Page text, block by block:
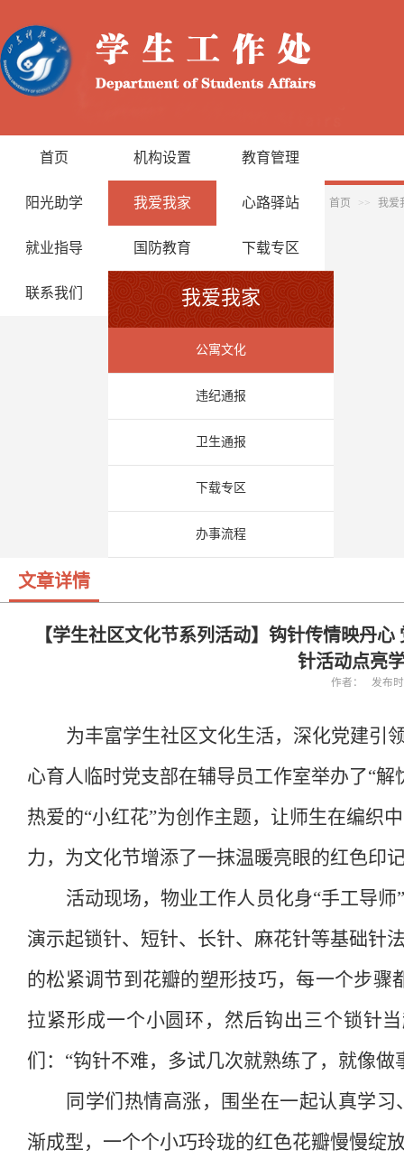
首页 机构设置 教育管理
阳光助学 我爱我家 心路驿站
就业指导 国防教育 下载专区
联系我们
首页 >> 我爱
我爱我家
公寓文化
违纪通报
卫生通报
下载专区
办事流程
文章详情
【学生社区文化节系列活动】钩针传情映丹
针活动点亮
作者： 发布
为丰富学生社区文化生活，深化党建引
心育人临时党支部在辅导员工作室举办了“
热爱的“小红花”为创作主题，让师生在编织
力，为文化节增添了一抹温暖亮眼的红色印
活动现场，物业工作人员化身“手工导
演示起锁针、短针、长针、麻花针等基础针
的松紧调节到花瓣的塑形技巧，每一个步骤
拉紧形成一个小圆环，然后钩出三个锁针
们：“钩针不难，多试几次就熟练了，就像
同学们热情高涨，围坐在一起认真学
渐成型，一个个小巧玲珑的红色花瓣慢慢绽